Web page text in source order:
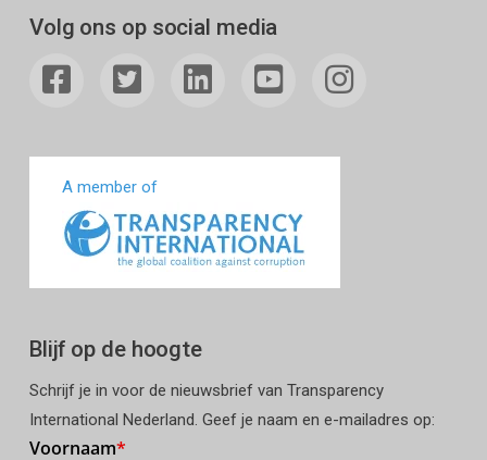
Volg ons op social media
A member of
Blijf op de hoogte
Schrijf je in voor de nieuwsbrief van Transparency
International Nederland. Geef je naam en e-mailadres op: